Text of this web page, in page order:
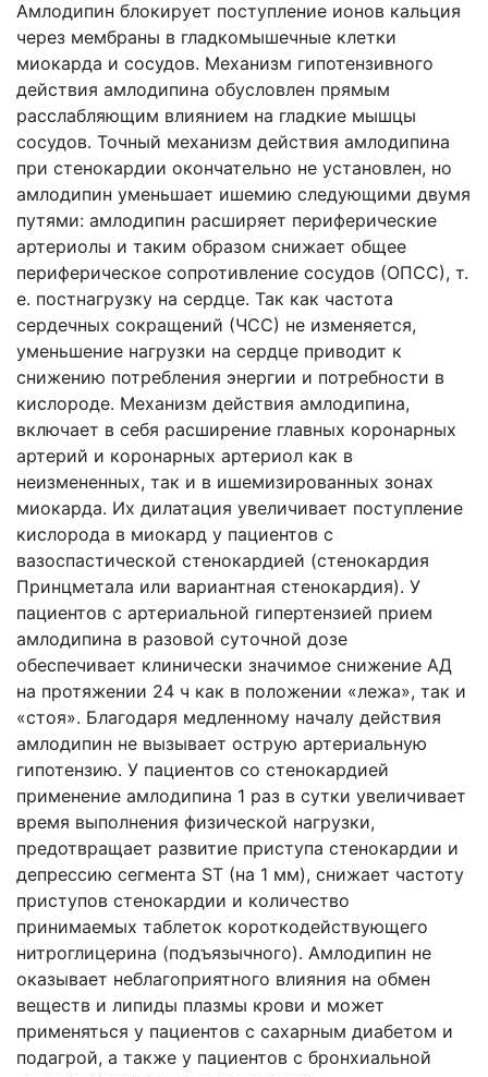
Амлодипин блокирует поступление ионов кальция
через мембраны в гладкомышечные клетки
миокарда и сосудов. Механизм гипотензивного
действия амлодипина обусловлен прямым
расслабляющим влиянием на гладкие мышцы
сосудов. Точный механизм действия амлодипина
при стенокардии окончательно не установлен, но
амлодипин уменьшает ишемию следующими двумя
путями: амлодипин расширяет периферические
артериолы и таким образом снижает общее
периферическое сопротивление сосудов (ОПСС), т.
е. постнагрузку на сердце. Так как частота
сердечных сокращений (ЧСС) не изменяется,
уменьшение нагрузки на сердце приводит к
снижению потребления энергии и потребности в
кислороде. Механизм действия амлодипина,
включает в себя расширение главных коронарных
артерий и коронарных артериол как в
неизмененных, так и в ишемизированных зонах
миокарда. Их дилатация увеличивает поступление
кислорода в миокард у пациентов с
вазоспастической стенокардией (стенокардия
Принцметала или вариантная стенокардия). У
пациентов с артериальной гипертензией прием
амлодипина в разовой суточной дозе
обеспечивает клинически значимое снижение АД
на протяжении 24 ч как в положении «лежа», так и
«стоя». Благодаря медленному началу действия
амлодипин не вызывает острую артериальную
гипотензию. У пациентов со стенокардией
применение амлодипина 1 раз в сутки увеличивает
время выполнения физической нагрузки,
предотвращает развитие приступа стенокардии и
депрессию сегмента ST (на 1 мм), снижает частоту
приступов стенокардии и количество
принимаемых таблеток короткодействующего
нитроглицерина (подъязычного). Амлодипин не
оказывает неблагоприятного влияния на обмен
веществ и липиды плазмы крови и может
применяться у пациентов с сахарным диабетом и
подагрой, а также у пациентов с бронхиальной